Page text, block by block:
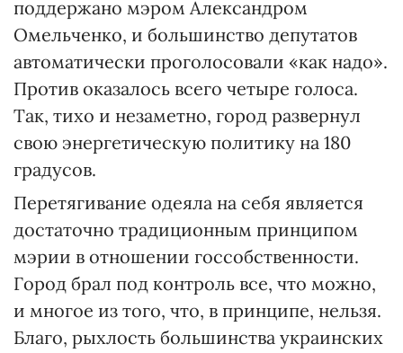
поддержано мэром Александром
Омельченко, и большинство депутатов
автоматически проголосовали «как надо».
Против оказалось всего четыре голоса.
Так, тихо и незаметно, город развернул
свою энергетическую политику на 180
градусов.
Перетягивание одеяла на себя является
достаточно традиционным принципом
мэрии в отношении госсобственности.
Город брал под контроль все, что можно,
и многое из того, что, в принципе, нельзя.
Благо, рыхлость большинства украинских